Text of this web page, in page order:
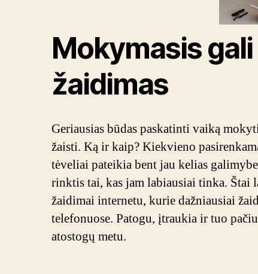
Mokymasis
žaidimas
Geriausias būdas paskatinti vaiką
žaisti. Ką ir kaip? Kiekvieno
tėveliai pateikia bent jau kelias
rinktis tai, kas jam labiausiai tinka. Štai
žaidimai internetu, kurie dažniausiai
telefonuose. Patogu, įtraukia ir tuo
atostogų metu.